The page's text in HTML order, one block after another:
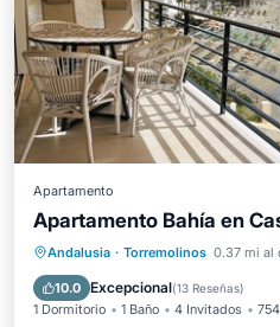
Apartamento
Apartamento Bahía en
Andalusia · Torremolinos 0.37 mi al
10.0 Excepcional(13 Reseñas)
1 Dormitorio 1 Baño 4 Invitados
Frente al mar
Vista al mar